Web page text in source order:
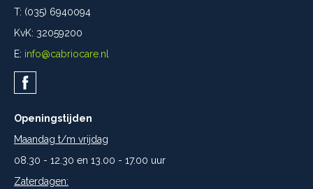
T: (035) 6940094
KvK: 32059200
E: info@cabriocare.nl
Openingstijden
Maandag t/m vrijdag
08.30 - 12.30 en 13.00 - 17.00 uur
Zaterdagen: